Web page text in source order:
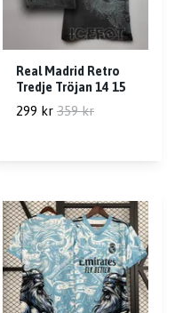
Real Madrid Retro
Tredje Tröjan 14 15
299 kr 359 kr